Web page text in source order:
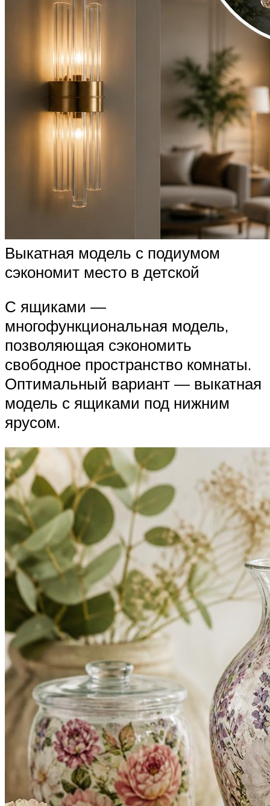
Выкатная модель с подиумом
сэкономит место в детской
С ящиками —
многофункциональная модель,
позволяющая сэкономить
свободное пространство комнаты.
Оптимальный вариант — выкатная
модель с ящиками под нижним
ярусом.